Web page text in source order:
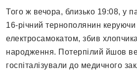
Того ж вечора, близько 19:08, у
16-річний тернополянин керуючи
електросамокатом, збив
народження. Потерпілий йшов
госпіталізували до медичного